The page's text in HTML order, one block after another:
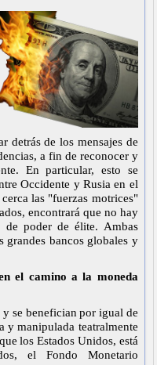
detrás de los mensajes de
a fin de reconocer y
En particular, esto se
Occidente y Rusia en el
las "fuerzas motrices"
encontrará que no hay
de poder de élite. Ambas
grandes bancos globales y
el camino a la moneda
se benefician por igual de
y manipulada teatralmente
los Estados Unidos, está
el Fondo Monetario